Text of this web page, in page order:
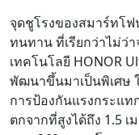
จุดชูโรงของสมาร์ทโฟ
ทนทาน ที่เรียกว่าไม่ว่
เทคโนโลยี HONOR
พัฒนาขึ้นมาเป็นพิเศษ
การป้องกันแรงกระแท
ตกจากที่สูงได้ถึง 1.5